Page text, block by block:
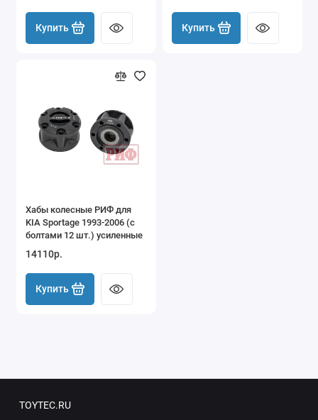
Купить Купить
Хабы колесные РИФ для
KIA Sportage 1993-2006 (с
болтами 12 шт.) усиленные
14110р.
Купить
TOYTEC.RU